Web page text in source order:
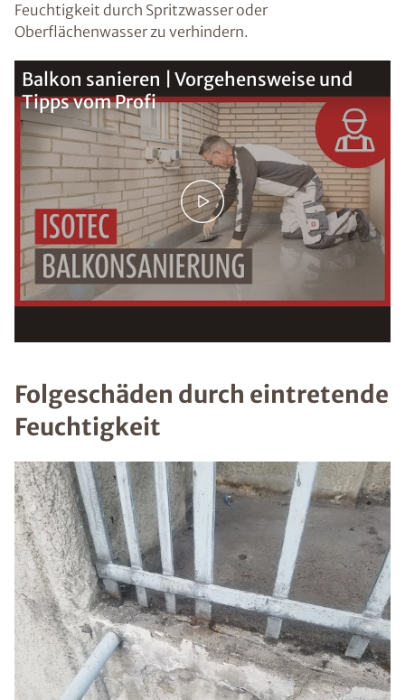
Feuchtigkeit durch Spritzwasser oder
Oberflächenwasser zu verhindern.
Balkon sanieren | Vorgehensweise und
Tipps vom Profi
Folgeschäden durch eintretende
Feuchtigkeit